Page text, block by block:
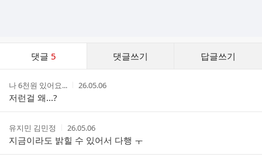
댓글 5 댓글쓰기 답글쓰기
스
작
성
자
나 6천원 있어요...
작
간
26.05.06
저런걸 왜...?
작
성
자
유지민 김민정
작
성
시
간
26.05.06
지금이라도 밝힐 수 있어서 다행 ㅜ